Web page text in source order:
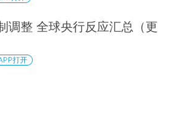
调整 全球央行反应汇总（更
打开